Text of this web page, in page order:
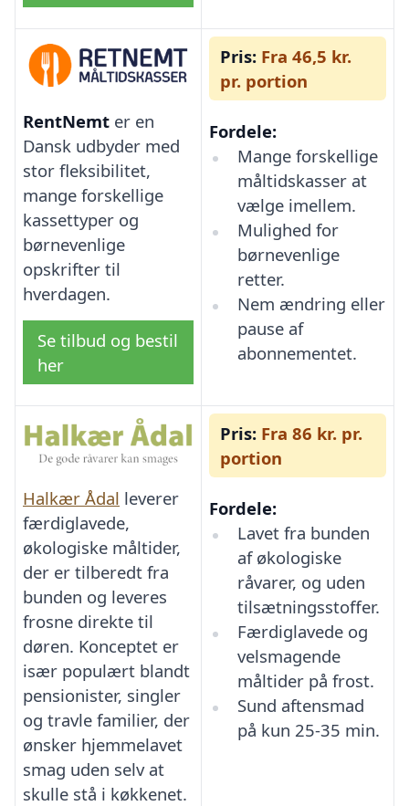
RentNemt er en
Dansk udbyder med
stor fleksibilitet,
mange forskellige
kassettyper og
børnevenlige
opskrifter til
hverdagen.
Se tilbud og bestil
her
Pris: Fra 46,5 kr.
pr. portion
Fordele:
Mange forskellige
måltidskasser at
vælge imellem.
Mulighed for
børnevenlige
retter.
Nem ændring eller
pause af
abonnementet.
Halkær Ådal leverer
færdiglavede,
økologiske måltider,
der er tilberedt fra
bunden og leveres
frosne direkte til
døren. Konceptet er
især populært blandt
pensionister, singler
og travle familier, der
ønsker hjemmelavet
smag uden selv at
skulle stå i køkkenet.
Pris: Fra 86 kr. pr.
portion
Fordele:
Lavet fra bunden
af økologiske
råvarer, og uden
tilsætningsstoffer.
Færdiglavede og
velsmagende
måltider på frost.
Sund aftensmad
på kun 25-35 min.